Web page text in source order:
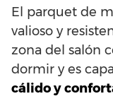
El parquet de
valioso y
zona del salón
dormir y es
cálido y